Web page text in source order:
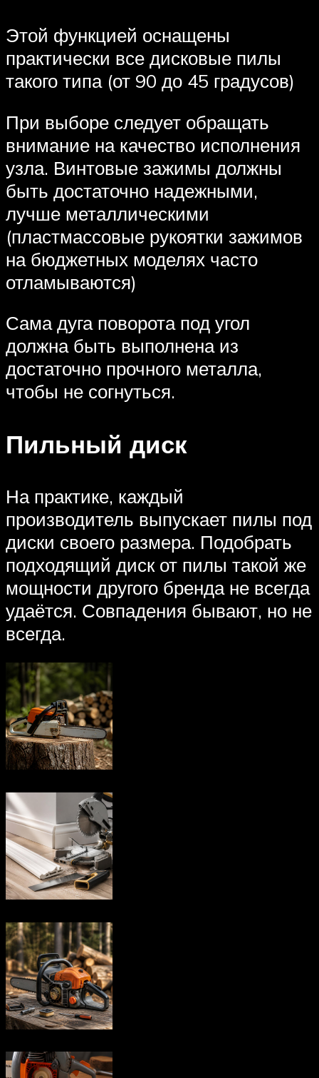
Этой функцией оснащены
практически все дисковые пилы
такого типа (от 90 до 45 градусов)
При выборе следует обращать
внимание на качество исполнения
узла. Винтовые зажимы должны
быть достаточно надежными,
лучше металлическими
(пластмассовые рукоятки зажимов
на бюджетных моделях часто
отламываются)
Сама дуга поворота под угол
должна быть выполнена из
достаточно прочного металла,
чтобы не согнуться.
Пильный диск
На практике, каждый
производитель выпускает пилы под
диски своего размера. Подобрать
подходящий диск от пилы такой же
мощности другого бренда не всегда
удаётся. Совпадения бывают, но не
всегда.